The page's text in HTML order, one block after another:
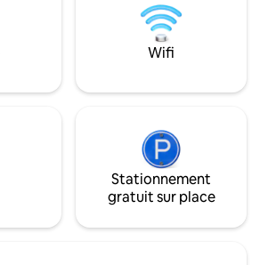
illimité Garage, avec
également dans
à linge Sèche-
Karapiro, du
sanctuaire
Pistes cyclables/
votre maison
Animaux de
Wifi
Stationnement
gratuit sur place